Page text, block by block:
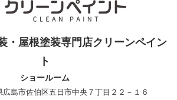
・屋根塗装専門店クリーンペイン
ト
ショールーム
広島市佐伯区五日市中央７丁目２２－１６